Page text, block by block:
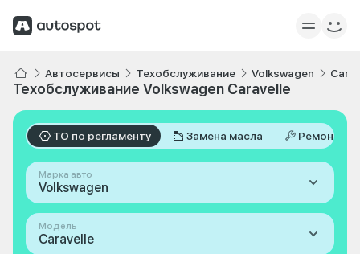
Автосервисы Техобслуживание Volkswagen
Техобслуживание Volkswagen Caravelle
ТО по регламенту Замена масла Ремонт
Марка авто
Volkswagen
Модель
Caravelle